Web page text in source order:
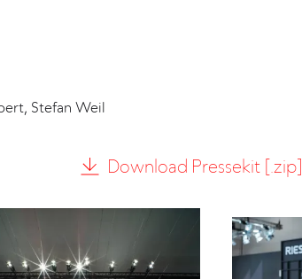
Stefan Weil
Download Pressekit [.zip]